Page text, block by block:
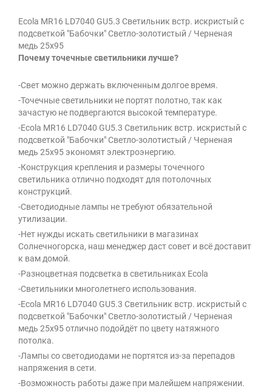
Ecola MR16 LD7040 GU5.3 Светильник встр. искристый с
подсветкой "Бабочки" Светло-золотистый / Черненая
медь 25x95
Почему точечные светильники лучше?
-Свет можно держать включенным долгое время.
-Точечные светильники не портят полотно, так как
зачастую не подвергаются высокой температуре.
-Ecola MR16 LD7040 GU5.3 Светильник встр. искристый с
подсветкой "Бабочки" Светло-золотистый / Черненая
медь 25x95 экономят электроэнергию.
-Конструкция крепления и размеры точечного
светильника отлично подходят для потолочных
конструкций.
-Светодиодные лампы не требуют обязательной
утилизации.
-Нет нужды искать светильники в магазинах
Солнечногорска, наш менеджер даст совет и всё доставит
к вам домой.
-Разноцветная подсветка в светильниках Ecola
-Светильники многолетнего использования.
-Ecola MR16 LD7040 GU5.3 Светильник встр. искристый с
подсветкой "Бабочки" Светло-золотистый / Черненая
медь 25x95 отлично подойдёт по цвету натяжного
потолка.
-Лампы со светодиодами не портятся из-за перепадов
напряжения в сети.
-Возможность работы даже при малейшем напряжении.